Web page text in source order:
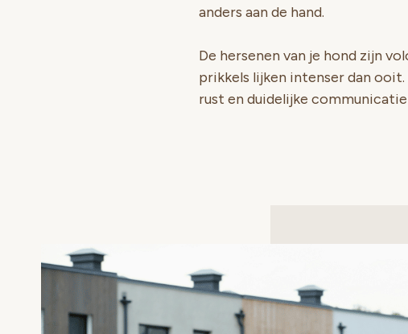
anders aan de hand.
De hersenen van je hond zijn
prikkels lijken intenser dan
rust en duidelijke communicatie